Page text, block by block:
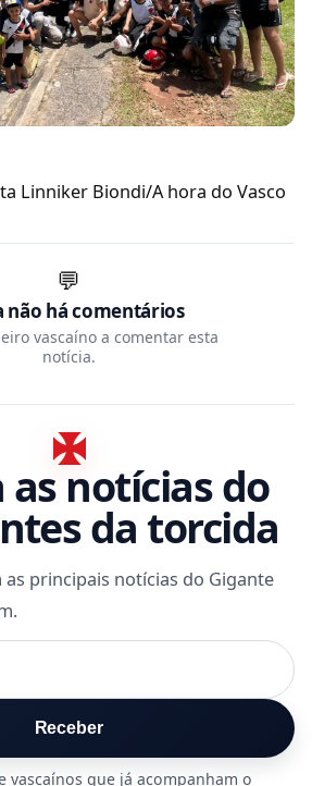
Linniker Biondi/A hora do Vasco
💬
não há comentários
vascaíno a comentar esta
notícia.
as notícias do
da torcida
as principais notícias do Gigante
Receber